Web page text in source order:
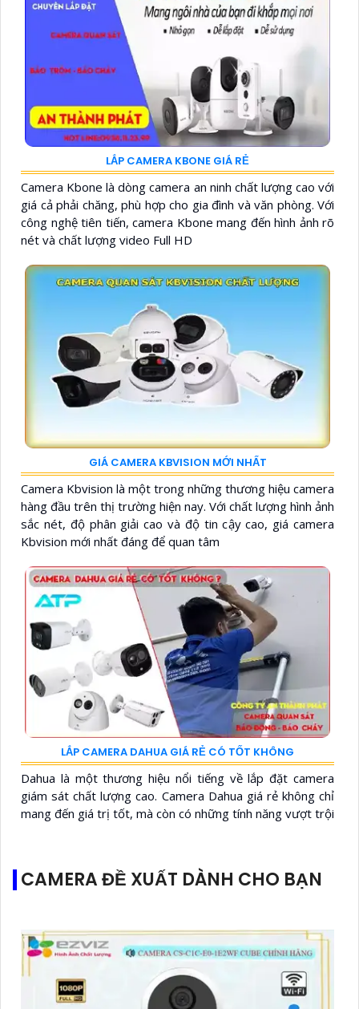
LẮP CAMERA KBONE GIÁ RẺ
Camera Kbone là dòng camera an ninh chất lượng cao với
giá cả phải chăng, phù hợp cho gia đình và văn phòng. Với
công nghệ tiên tiến, camera Kbone mang đến hình ảnh rõ
nét và chất lượng video Full HD
GIÁ CAMERA KBVISION MỚI NHẤT
Camera Kbvision là một trong những thương hiệu camera
hàng đầu trên thị trường hiện nay. Với chất lượng hình ảnh
sắc nét, độ phân giải cao và độ tin cậy cao, giá camera
Kbvision mới nhất đáng để quan tâm
LẮP CAMERA DAHUA GIÁ RẺ CÓ TỐT KHÔNG
Dahua là một thương hiệu nổi tiếng về lắp đặt camera
giám sát chất lượng cao. Camera Dahua giá rẻ không chỉ
mang đến giá trị tốt, mà còn có những tính năng vượt trội
CAMERA ĐỀ XUẤT DÀNH CHO BẠN